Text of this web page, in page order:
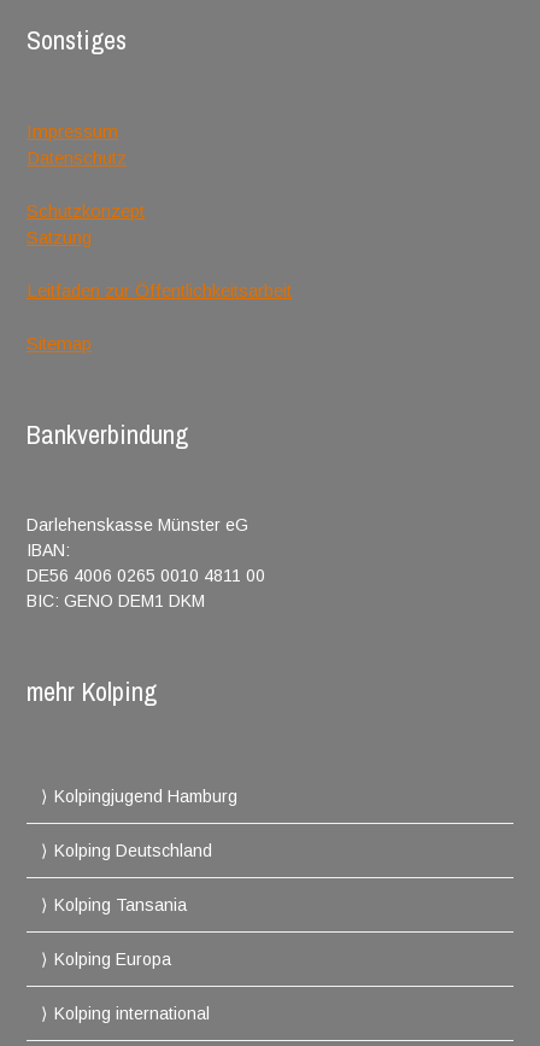
Sonstiges
Impressum
Datenschutz
Schutzkonzept
Satzung
Leitfaden zur Öffentlichkeitsarbeit
Sitemap
Bankverbindung
Darlehenskasse Münster eG
IBAN:
DE56 4006 0265 0010 4811 00
BIC: GENO DEM1 DKM
mehr Kolping
Kolpingjugend Hamburg
Kolping Deutschland
Kolping Tansania
Kolping Europa
Kolping international